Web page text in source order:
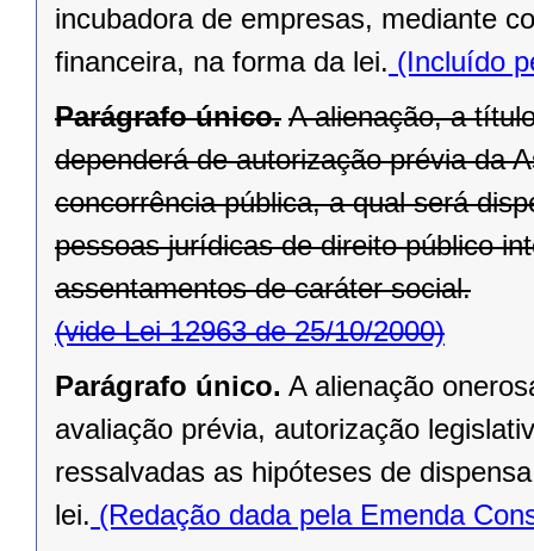
incubadora de empresas, mediante
financeira, na forma da lei. (Incluído
Parágrafo único. A alienação, a
dependerá de autorização prévia da
concorrência pública, a qual será
pessoas jurídicas de direito público
assentamentos de caráter social.
(vide Lei 12963 de 25/10/2000)
Parágrafo único. A alienação
avaliação prévia, autorização
ressalvadas as hipóteses de
lei. (Redação dada pela Emenda